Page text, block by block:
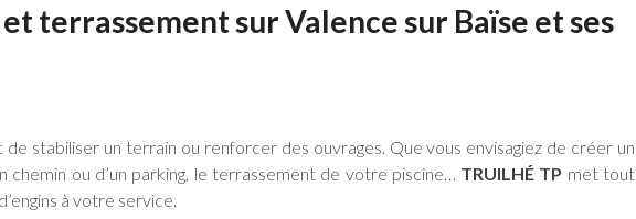
terrassement sur Valence sur Baïse et ses
stabiliser un terrain ou renforcer des ouvrages. Que vous envisagiez de créer un
chemin ou d’un parking, le terrassement de votre piscine… TRUILHÉ TP met tout
à votre service.